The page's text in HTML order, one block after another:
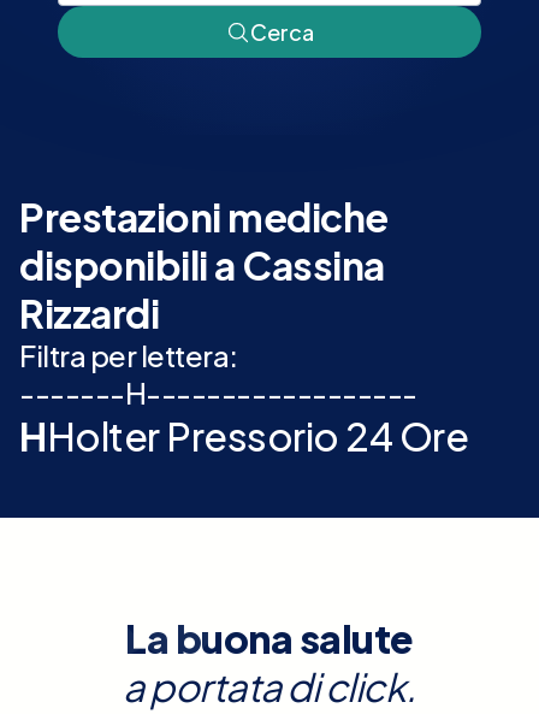
Cerca
Prestazioni mediche
disponibili a Cassina
Rizzardi
Filtra per lettera:
-------H------------------
HHolter Pressorio 24 Ore
La buona salute
a portata di click.